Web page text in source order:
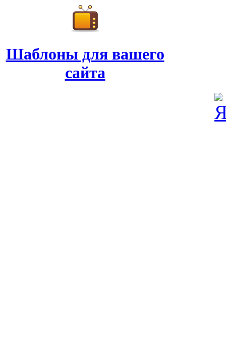
Шаблоны для вашего
сайта